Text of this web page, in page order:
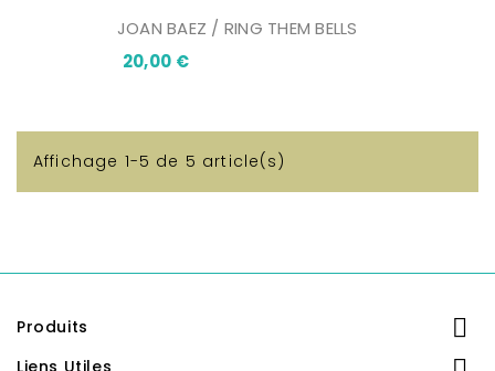
JOAN BAEZ / RING THEM BELLS
20,00 €Prix
Affichage 1-5 de 5 article(s)
Produits 